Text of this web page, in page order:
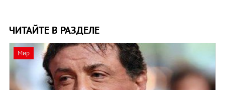
ЧИТАЙТЕ В РАЗДЕЛЕ
Мир